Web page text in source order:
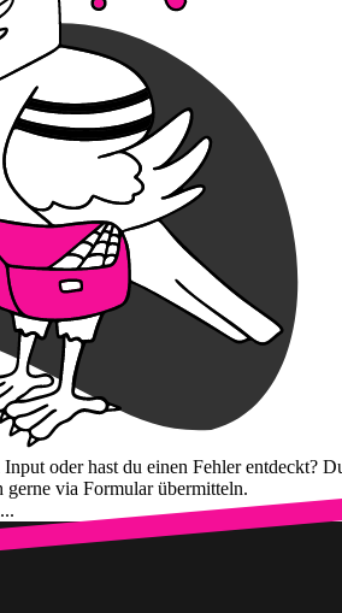
oder hast du einen Fehler entdeckt?
gerne via Formular übermitteln.